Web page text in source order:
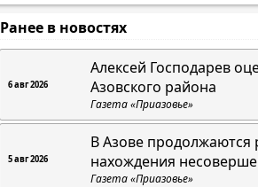
Ранее в новостях
6 авг 2026
Алексей Господарев
Азовского района
Газета «Приазовье»
5 авг 2026
В Азове продолжаются
нахождения
Газета «Приазовье»